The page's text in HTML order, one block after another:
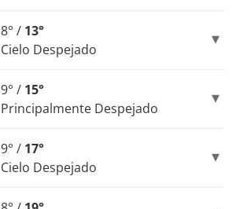
8° / 13°
Cielo Despejado
9° / 15°
Principalmente Despejado
9° / 17°
Cielo Despejado